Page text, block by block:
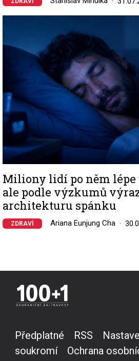
Miliony lidí po něm
ale podle výzkumů
architekturu spánku
ZDRAVÍ Ariana Eunjung Cha
Předplatné RSS
soukromí
Ochrana